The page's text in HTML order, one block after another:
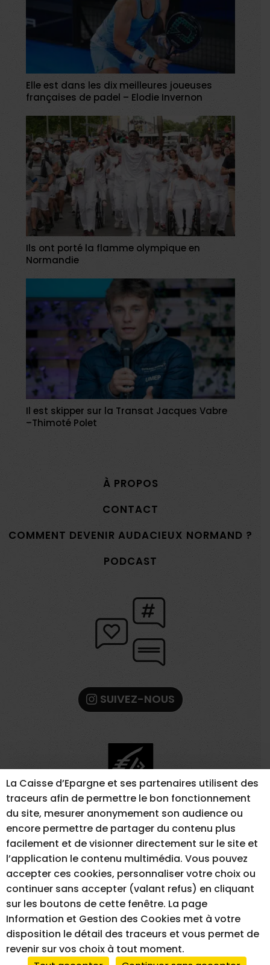
Elle est dans les dix meilleures joueuses
françaises de padel – Elodie Invernon
Ils ont porté la flamme olympique en
Normandie
Il est skipper sur la Transat Jacques Vabre
–Thimoté Polet
À PROPOS
CONTACT
COMMENT DEVENIR AUDACIEUX NORMAND ?
PODCAST
SUIVEZ-NOUS
MENTIONS LÉGALES
GESTION DES COOKIES
ACCESSIBILITÉ – NON CONFORME
RÉALISATION DU SITE INTERNET
La Caisse d’Epargne et ses partenaires utilisent des
traceurs afin de permettre le bon fonctionnement
du site, mesurer anonymement son audience ou
encore permettre de partager du contenu plus
facilement et de visionner directement sur le site et
l’application le contenu multimédia. Vous pouvez
accepter ces cookies, personnaliser votre choix ou
continuer sans accepter (valant refus) en cliquant
sur les boutons de cette fenêtre. La page
Information et Gestion des Cookies met à votre
disposition le détail des traceurs et vous permet de
revenir sur vos choix à tout moment.